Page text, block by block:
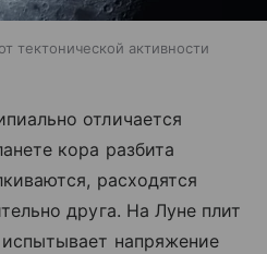
тектонической активности
отличается
кора разбита
расходятся
друга. На Луне плит
напряжение